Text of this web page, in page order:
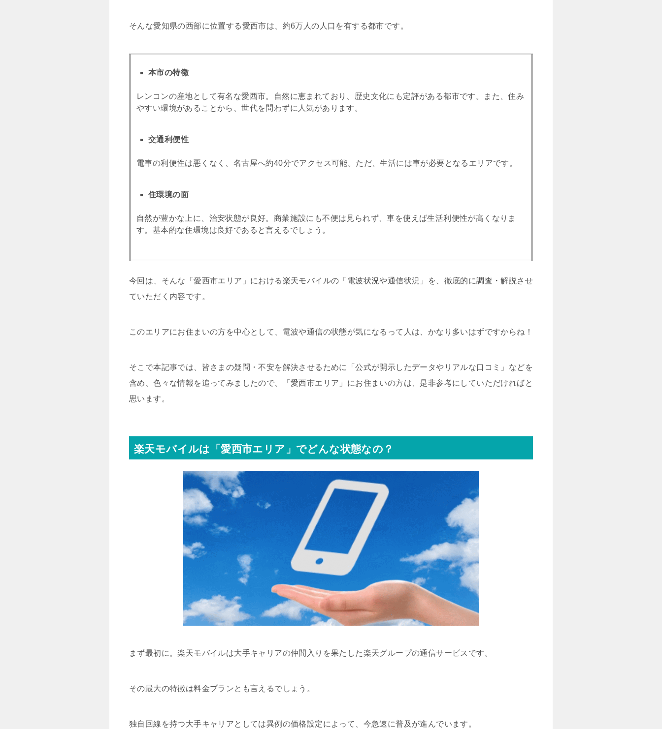
そんな愛知県の西部に位置する愛西市は、約6万人の人口を有する都市です。
本市の特徴
レンコンの産地として有名な愛西市。自然に恵まれており、歴史文化にも定評がある都市です。また、住み
やすい環境があることから、世代を問わずに人気があります。
交通利便性
電車の利便性は悪くなく、名古屋へ約40分でアクセス可能。ただ、生活には車が必要となるエリアです。
住環境の面
自然が豊かな上に、治安状態が良好。商業施設にも不便は見られず、車を使えば生活利便性が高くなりま
す。基本的な住環境は良好であると言えるでしょう。
今回は、そんな「愛西市エリア」における楽天モバイルの「電波状況や通信状況」を、徹底的に調査・解説させ
ていただく内容です。
このエリアにお住まいの方を中心として、電波や通信の状態が気になるって人は、かなり多いはずですからね！
そこで本記事では、皆さまの疑問・不安を解決させるために「公式が開示したデータやリアルな口コミ」などを
含め、色々な情報を追ってみましたので、「愛西市エリア」にお住まいの方は、是非参考にしていただければと
思います。
楽天モバイルは「愛西市エリア」でどんな状態なの？
まず最初に。楽天モバイルは大手キャリアの仲間入りを果たした楽天グループの通信サービスです。
その最大の特徴は料金プランとも言えるでしょう。
独自回線を持つ大手キャリアとしては異例の価格設定によって、今急速に普及が進んでいます。